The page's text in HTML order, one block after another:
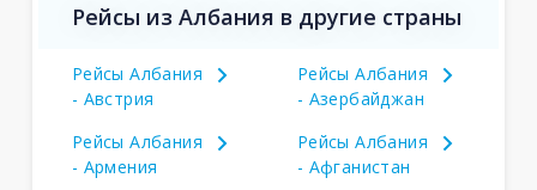
Рейсы из Албания в другие страны
Рейсы Албания
- Австрия
Рейсы Албания
- Азербайджан
Рейсы Албания
- Армения
Рейсы Албания
- Афганистан